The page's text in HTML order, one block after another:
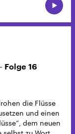
Folge 16
die Flüsse
und einen
dem neuen